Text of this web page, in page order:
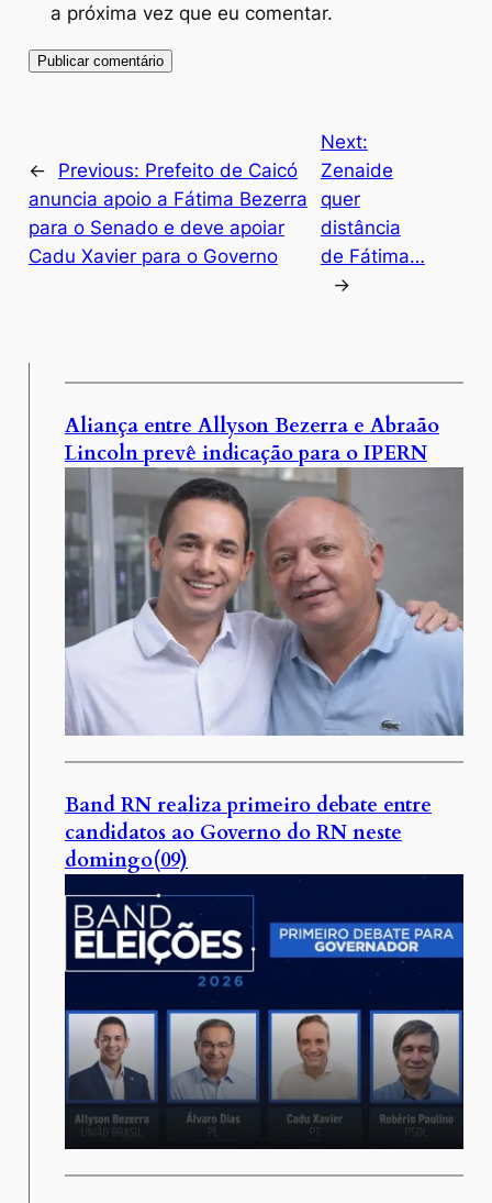
a próxima vez que eu comentar.
← Previous: Prefeito de Caicó
anuncia apoio a Fátima Bezerra
para o Senado e deve apoiar
Cadu Xavier para o Governo
Next:
Zenaide
quer
distância
de Fátima…
→
Aliança entre Allyson Bezerra e Abraão
Lincoln prevê indicação para o IPERN
Band RN realiza primeiro debate entre
candidatos ao Governo do RN neste
domingo(09)